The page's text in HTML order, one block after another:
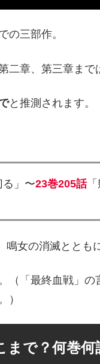
の三部作。
二章、第三章まで
と推測されます。
」〜23巻205話「
女の消滅ととも
（「最終血戦」
）
まで？何巻何